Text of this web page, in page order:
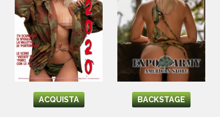
ACQUISTA BACKSTAGE